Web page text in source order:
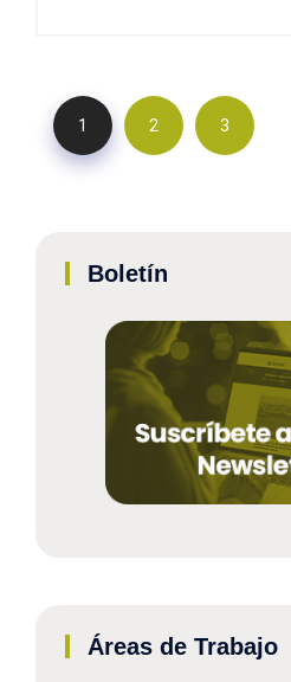
1 2 3
Boletín
Áreas de Trabajo